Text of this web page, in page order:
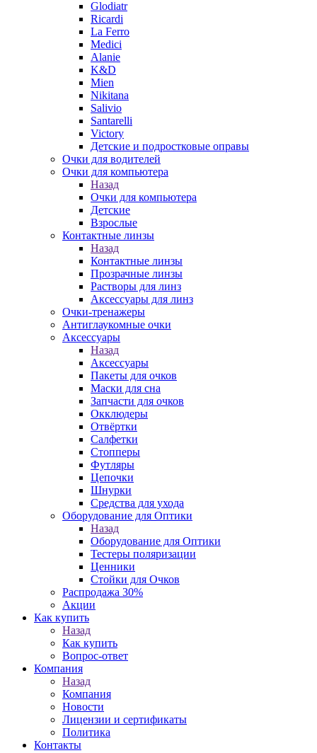
Glodiatr
Ricardi
La Ferro
Medici
Alanie
K&D
Mien
Nikitana
Salivio
Santarelli
Victory
Детские и подростковые оправы
Очки для водителей
Очки для компьютера
Назад
Очки для компьютера
Детские
Взрослые
Контактные линзы
Назад
Контактные линзы
Прозрачные линзы
Растворы для линз
Аксессуары для линз
Очки-тренажеры
Антиглаукомные очки
Аксессуары
Назад
Аксессуары
Пакеты для очков
Маски для сна
Запчасти для очков
Окклюдеры
Отвёртки
Салфетки
Стопперы
Футляры
Цепочки
Шнурки
Средства для ухода
Оборудование для Оптики
Назад
Оборудование для Оптики
Тестеры поляризации
Ценники
Стойки для Очков
Распродажа 30%
Акции
Как купить
Назад
Как купить
Вопрос-ответ
Компания
Назад
Компания
Новости
Лицензии и сертификаты
Политика
Контакты